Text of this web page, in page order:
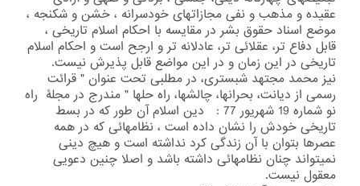
عقیده و مذهب و نفی مجازاتهای خودسرانه ، خشن و شکنجه ،
موضع اسناد حقوق بشر در مقایسه با احکام اسلام تاریخی ،
قابل دفاع تر، عقلائی تر، عادلانه تر و ارجح است و احکام اسلام
تاریخی در این زمان و در این مواضع قابل پذیرش نیست.
نیز محمد مجتهد شبستری، در مطلبی تحت عنوان " قرائت
رسمی از دیانت، بحرانها، چالشها، راه حلها " مندرج در مجلۀ راه
نو شماره 19 شهریور 77 : دین اسلام آن طور که در بسط
تاریخی خودش را نشان داده است ، نظامهائی که در همه
عصرها بتوان با آن زندگی کرد نداشته است و هیچ دینی
نمیتواند چنان نظامهائی داشته باشد و اصلا چنین دعویی
معقول نیست.